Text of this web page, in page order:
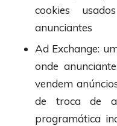
cookies
anunciantes
Ad Exchange:
onde
vendem
de troca de
programática